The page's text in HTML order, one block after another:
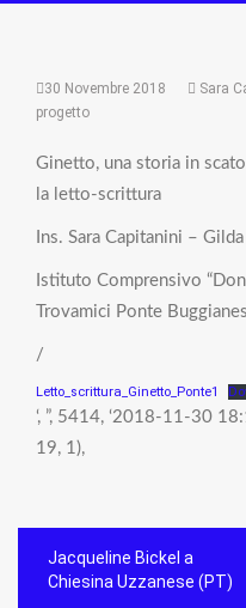
30 Novembre 2018 Sara
progetto
Ginetto, una storia in
la letto-scrittura
Ins. Sara Capitanini –
Istituto Comprensivo
Trovamici Ponte
/
Letto_scrittura_Ginetto_Ponte1
‘, ”, 5414, ‘2018-11-30
19, 1),
Navigazione
articoli
Jacqueline Bickel a
Chiesina Uzzanese (PT)